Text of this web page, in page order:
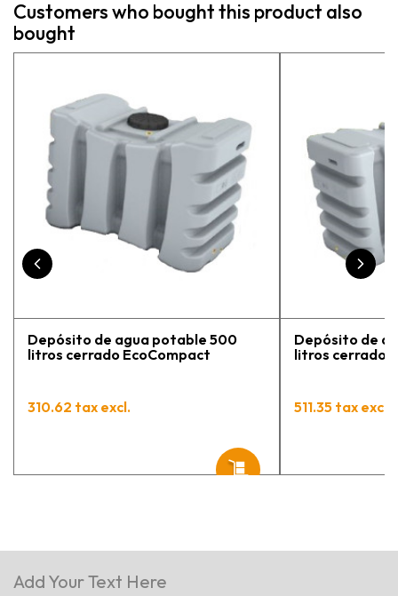
Customers who bought this product also
bought
Depósito de agua potable 500
litros cerrado EcoCompact
310.62 tax excl.
Depósito de
litros cerrado
511.35 tax excl.
Add Your Text Here